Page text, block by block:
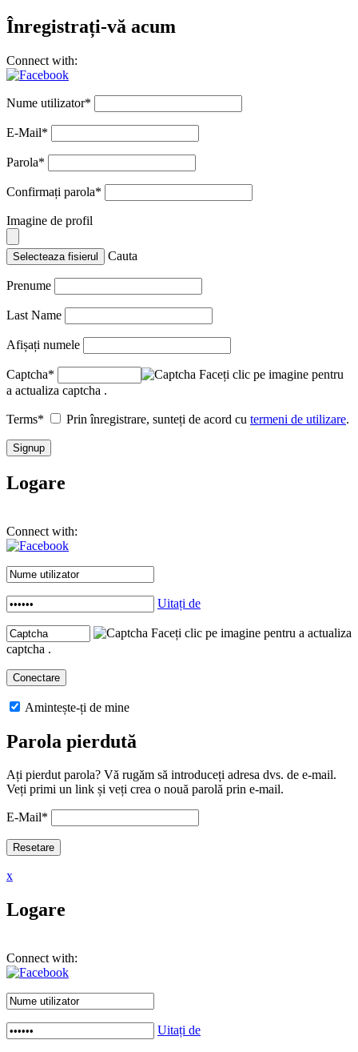
Înregistrați-vă acum
Connect with:
Nume utilizator*
E-Mail*
Parola*
Confirmați parola*
Imagine de profil
Selecteaza fisierul Cauta
Prenume
Last Name
Afișați numele
Captcha*
Faceți clic pe imagine pentru
a actualiza captcha .
Terms* Prin înregistrare, sunteți de acord cu termeni de utilizare.
Logare
Connect with:
Uitați de
Faceți clic pe imagine pentru a actualiza
captcha .
Amintește-ți de mine
Parola pierdută
Ați pierdut parola? Vă rugăm să introduceți adresa dvs. de e-mail.
Veți primi un link și veți crea o nouă parolă prin e-mail.
E-Mail*
x
Logare
Connect with:
Uitați de